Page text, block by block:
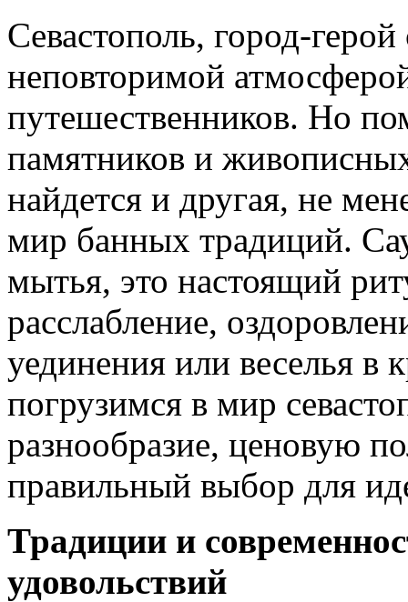
Севастополь, город-
неповторимой
путешественников. Но
памятников и
найдется и другая, не
мир банных традиций.
мытья, это настоящий
расслабление,
уединения или веселья в
погрузимся в мир
разнообразие, ценовую
правильный выбор для
Традиции и
удовольствий